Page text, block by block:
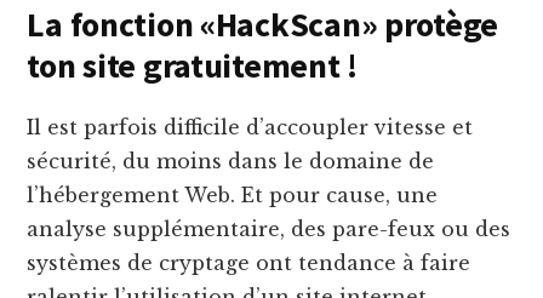
La fonction «HackScan» protège
ton site gratuitement !
Il est parfois difficile d’accoupler vitesse et
sécurité, du moins dans le domaine de
l’hébergement Web. Et pour cause, une
analyse supplémentaire, des pare-feux ou des
systèmes de cryptage ont tendance à faire